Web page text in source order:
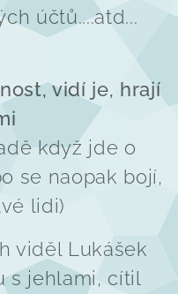
účtů....atd...
vidí je, hrají
když jde o
se naopak bojí,
lidi)
viděl Lukášek
s jehlami, cítil